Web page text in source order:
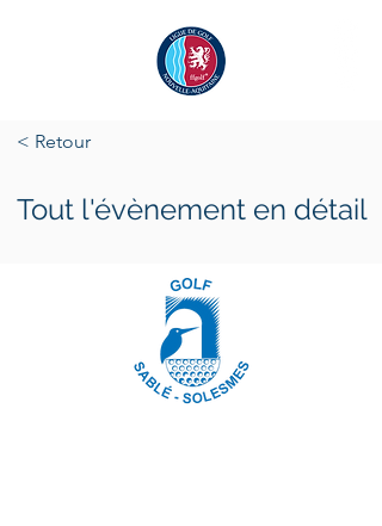
< Retour
Tout l'évènement en détail